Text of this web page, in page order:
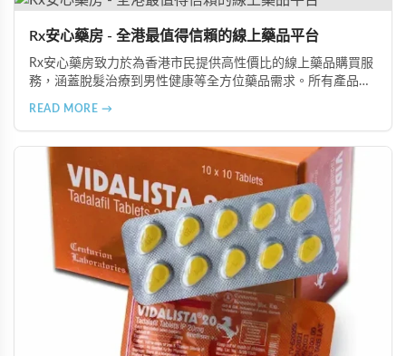
Rx安心藥房 - 全港最值得信賴的線上藥品平台
Rx安心藥房致力於為香港市民提供高性價比的線上藥品購買服
務，涵蓋脫髮治療到男性健康等全方位藥品需求。所有產品均
READ MORE →